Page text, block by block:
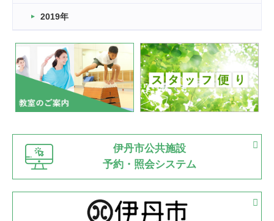
緑ケ丘体育館
いたっぼーる大会☆彡
緑ケ丘体育館
2022.07.03
市内総合体育大会が開始
緑ケ丘体育館 猪名川運動広場
古池運動広場
2022.06.12
県知事杯争奪バレーボール大会が開催
緑ケ丘体育館
2022.05.05
体育協会長杯 バドミントン競技の部
2019年
伊丹市公共施設
予約・照会システム